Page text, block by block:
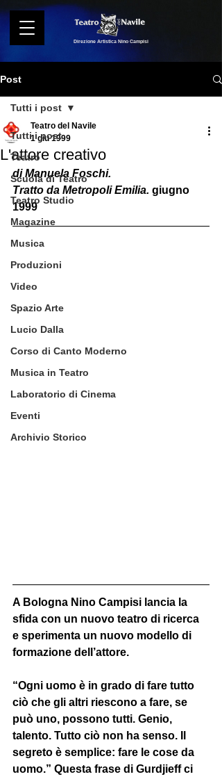
Direzione Artistica Nino Campisi
Post
Tutti i post
Teatro
Scuola di Teatro
Teatro Studio
Magazine
Musica
Produzioni
Video
Spazio Arte
Lucio Dalla
Corso di Canto Moderno
Musica in Teatro
Laboratorio di Cinema
Eventi
Archivio Storico
Tutti i post
L'attore creativo
Teatro del Navile
1 giu 1999
di Manuela Foschi.
Tratto da Metropoli Emilia. giugno
1999
A Bologna Nino Campisi lancia la
sfida con un nuovo teatro di ricerca
e sperimenta un nuovo modello di
formazione dell’attore.
“Ogni uomo è in grado di fare tutto
ciò che gli altri riescono a fare, se
può uno, possono tutti. Genio,
talento. Tutto ciò non ha senso. Il
segreto è semplice: fare le cose da
uomo.” Questa frase di Gurdjieff ci